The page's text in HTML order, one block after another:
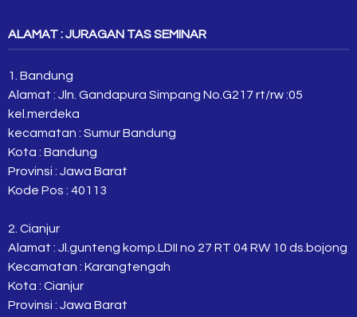
ALAMAT : JURAGAN TAS SEMINAR
1. Bandung
Alamat : Jln. Gandapura Simpang No.G217 rt/rw :05
kel.merdeka
kecamatan : Sumur Bandung
Kota : Bandung
Provinsi : Jawa Barat
Kode Pos : 40113
2. Cianjur
Alamat : Jl.gunteng komp.LDII no 27 RT 04 RW 10 ds.bojong
Kecamatan : Karangtengah
Kota : Cianjur
Provinsi : Jawa Barat